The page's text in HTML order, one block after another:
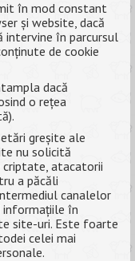
în mod constant
și website, dacă
intervine în parcursul
de cookie
dacă
o rețea
greșite ale
nu solicită
criptate, atacatorii
a păcăli
canalelor
informațiile în
site-uri. Este foarte
celei mai